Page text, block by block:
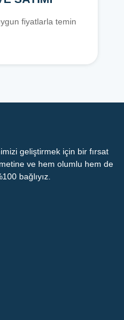
fiyatlarla temin
geliştirmek için bir fırsat
ve hem olumlu hem de
bağlıyız.